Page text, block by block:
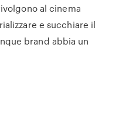
al cinema
e succhiare il
brand abbia un